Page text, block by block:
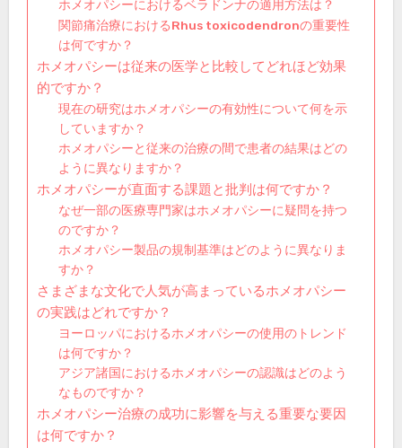
ホメオパシーにおけるベラドンナの適用方法は？
関節痛治療におけるRhus toxicodendronの重要性
は何ですか？
ホメオパシーは従来の医学と比較してどれほど効果
的ですか？
現在の研究はホメオパシーの有効性について何を示
していますか？
ホメオパシーと従来の治療の間で患者の結果はどの
ように異なりますか？
ホメオパシーが直面する課題と批判は何ですか？
なぜ一部の医療専門家はホメオパシーに疑問を持つ
のですか？
ホメオパシー製品の規制基準はどのように異なりま
すか？
さまざまな文化で人気が高まっているホメオパシー
の実践はどれですか？
ヨーロッパにおけるホメオパシーの使用のトレンド
は何ですか？
アジア諸国におけるホメオパシーの認識はどのよう
なものですか？
ホメオパシー治療の成功に影響を与える重要な要因
は何ですか？